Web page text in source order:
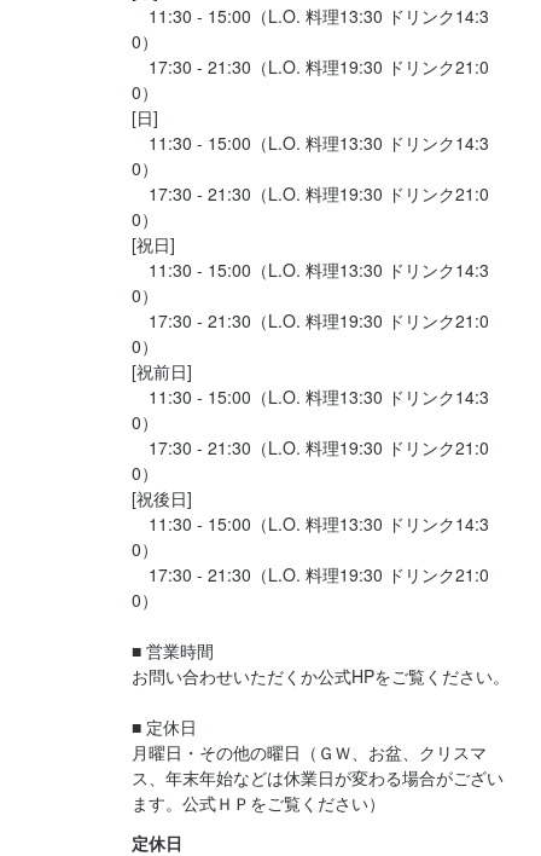
11:30 - 15:00（L.O. 料理13:30 ドリンク14:3
0）
17:30 - 21:30（L.O. 料理19:30 ドリンク21:0
0）
[日]
11:30 - 15:00（L.O. 料理13:30 ドリンク14:3
0）
17:30 - 21:30（L.O. 料理19:30 ドリンク21:0
0）
[祝日]
11:30 - 15:00（L.O. 料理13:30 ドリンク14:3
0）
17:30 - 21:30（L.O. 料理19:30 ドリンク21:0
0）
[祝前日]
11:30 - 15:00（L.O. 料理13:30 ドリンク14:3
0）
17:30 - 21:30（L.O. 料理19:30 ドリンク21:0
0）
[祝後日]
11:30 - 15:00（L.O. 料理13:30 ドリンク14:3
0）
17:30 - 21:30（L.O. 料理19:30 ドリンク21:0
0）
■ 営業時間
お問い合わせいただくか公式HPをご覧ください。
■ 定休日
月曜日・その他の曜日（ＧＷ、お盆、クリスマ
ス、年末年始などは休業日が変わる場合がござい
ます。公式ＨＰをご覧ください）
定休日
french o・mo・ya 奈良町
奈良県奈良市公納堂町11
法人名・事業者名
株式会社ザックエンタープライズ
最終更新日2026/05/15